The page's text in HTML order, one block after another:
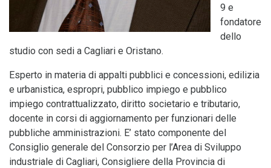
9 e
fondatore
dello
studio con sedi a Cagliari e Oristano.
Esperto in materia di appalti pubblici e concessioni, edilizia
e urbanistica, espropri, pubblico impiego e pubblico
impiego contrattualizzato, diritto societario e tributario,
docente in corsi di aggiornamento per funzionari delle
pubbliche amministrazioni. E’ stato componente del
Consiglio generale del Consorzio per l’Area di Sviluppo
industriale di Cagliari, Consigliere della Provincia di